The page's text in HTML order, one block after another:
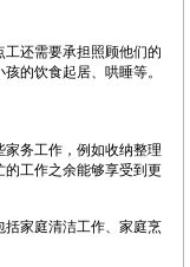
还需要承担照顾他们的
的饮食起居、哄睡等。
务工作，例如收纳整理
工作之余能够享受到更
家庭清洁工作、家庭烹